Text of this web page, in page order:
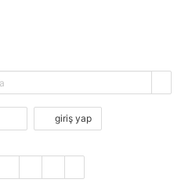
giriş yap